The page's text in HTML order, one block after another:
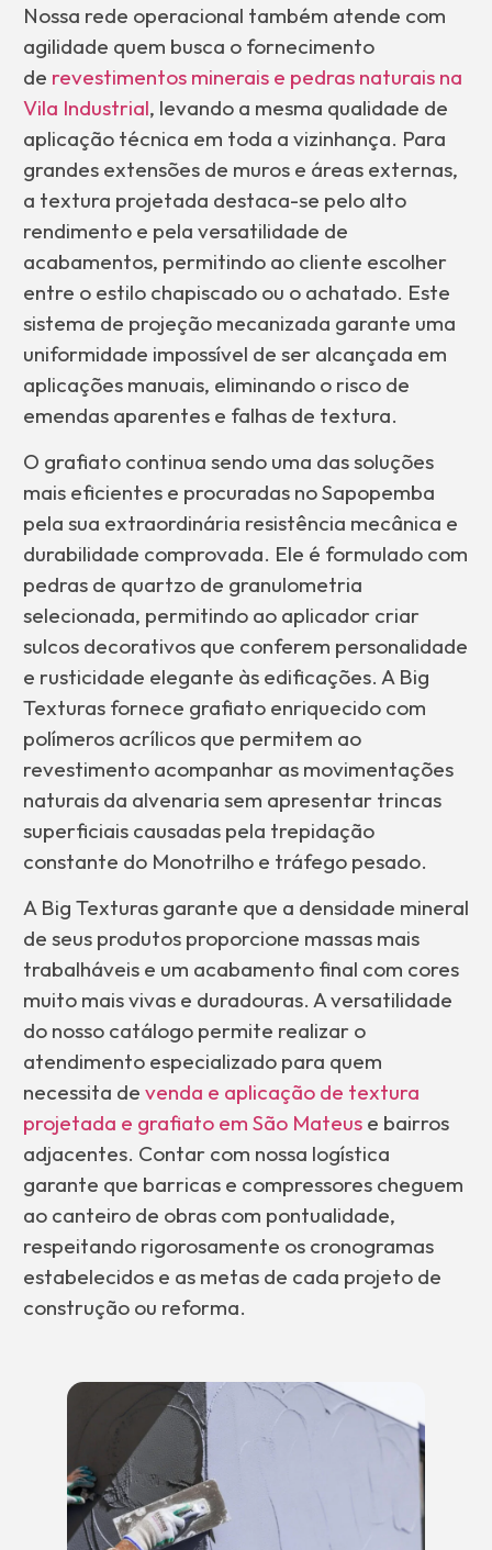
Nossa rede operacional também atende com
agilidade quem busca o fornecimento
de revestimentos minerais e pedras naturais na
Vila Industrial, levando a mesma qualidade de
aplicação técnica em toda a vizinhança. Para
grandes extensões de muros e áreas externas,
a textura projetada destaca-se pelo alto
rendimento e pela versatilidade de
acabamentos, permitindo ao cliente escolher
entre o estilo chapiscado ou o achatado. Este
sistema de projeção mecanizada garante uma
uniformidade impossível de ser alcançada em
aplicações manuais, eliminando o risco de
emendas aparentes e falhas de textura.
O grafiato continua sendo uma das soluções
mais eficientes e procuradas no Sapopemba
pela sua extraordinária resistência mecânica e
durabilidade comprovada. Ele é formulado com
pedras de quartzo de granulometria
selecionada, permitindo ao aplicador criar
sulcos decorativos que conferem personalidade
e rusticidade elegante às edificações. A Big
Texturas fornece grafiato enriquecido com
polímeros acrílicos que permitem ao
revestimento acompanhar as movimentações
naturais da alvenaria sem apresentar trincas
superficiais causadas pela trepidação
constante do Monotrilho e tráfego pesado.
A Big Texturas garante que a densidade mineral
de seus produtos proporcione massas mais
trabalháveis e um acabamento final com cores
muito mais vivas e duradouras. A versatilidade
do nosso catálogo permite realizar o
atendimento especializado para quem
necessita de venda e aplicação de textura
projetada e grafiato em São Mateus e bairros
adjacentes. Contar com nossa logística
garante que barricas e compressores cheguem
ao canteiro de obras com pontualidade,
respeitando rigorosamente os cronogramas
estabelecidos e as metas de cada projeto de
construção ou reforma.